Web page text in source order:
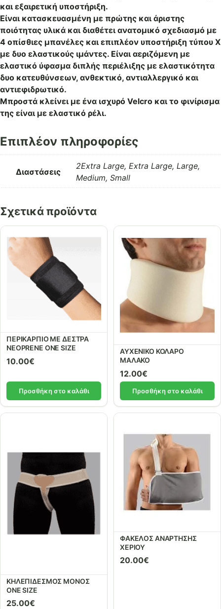
Χ
REF:
95042
Beige
ποσότητα
και εξαιρετική υποστήριξη.
Είναι κατασκευασμένη με πρώτης και άριστης
ποιότητας υλικά και διαθέτει ανατομικό σχεδιασμό με
4 οπίσθιες μπανέλες και επιπλέον υποστήριξη τύπου Χ
με δυο ελαστικούς ιμάντες. Είναι αεριζόμενη με
ελαστικό ύφασμα διπλής περιέλιξης με ελαστικότητα
δυο κατευθύνσεων, ανθεκτικό, αντιαλλεργικό και
αντιεφιδρωτικό.
Μπροστά κλείνει με ένα ισχυρό Velcro και το φινίρισμα
της είναι με ελαστικό ρέλι.
Επιπλέον πληροφορίες
Διαστάσεις
2Extra Large, Extra Large, Large,
Medium, Small
Σχετικά προϊόντα
ΠΕΡΙΚΑΡΠΙΟ ΜΕ ΔΕΣΤΡΑ
NEOPRENE ONE SIZE
10.00€
Προσθήκη στο καλάθι
ΑΥΧΕΝΙΚΟ ΚΟΛΑΡΟ
ΜΑΛΑΚΟ
12.00€
Προσθήκη στο καλάθι
ΚΗΛΕΠΙΔΕΣΜΟΣ ΜΟΝΟΣ
ONE SIZE
25.00€
ΦΑΚΕΛΟΣ ΑΝΑΡΤΗΣΗΣ
ΧΕΡΙΟΥ
20.00€